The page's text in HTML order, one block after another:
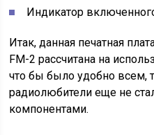
Индикатор
Итак, данная печатная
FM-2 рассчитана на
что бы было удобно всем,
радиолюбители еще не
компонентами.